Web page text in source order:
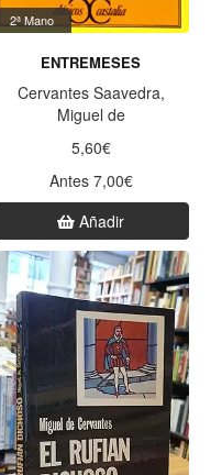
2ª Mano
ENTREMESES
Cervantes Saavedra,
Miguel de
5,60€
Antes 7,00€
Añadir